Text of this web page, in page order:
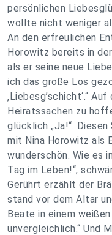
persönlichen
wollte nicht weniger
An den erfreulichen
Horowitz bereits in
als er seine neue
ich das große Los
‚Liebesg’schicht‘.“
Heiratssachen zu
glücklich „Ja!“.
mit Nina Horowitz als
wunderschön. Wie es
Tag im Leben!“,
Gerührt erzählt der
stand vor dem Altar
Beate in einem
unvergleichlich.“ Und